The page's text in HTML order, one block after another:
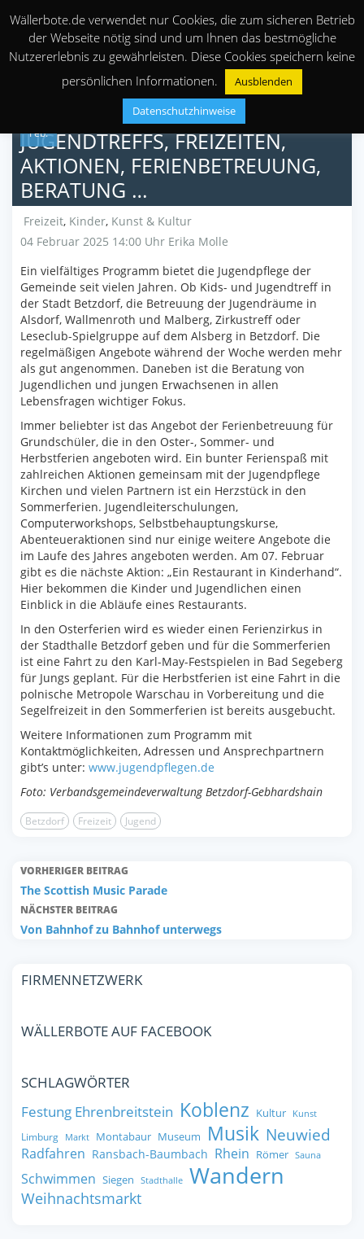
Feb.
JUGENDTREFFS, FREIZEITEN,
AKTIONEN, FERIENBETREUUNG,
BERATUNG …
Freizeit, Kinder, Kunst & Kultur
04 Februar 2025 14:00 Uhr Erika Molle
Ein vielfältiges Programm bietet die Jugendpflege der
Gemeinde seit vielen Jahren. Ob Kids- und Jugendtreff in
der Stadt Betzdorf, die Betreuung der Jugendräume in
Alsdorf, Wallmenroth und Malberg, Zirkustreff oder
Leseclub-Spielgruppe auf dem Alsberg in Betzdorf. Die
regelmäßigen Angebote während der Woche werden mehr
als gut angenommen. Daneben ist die Beratung von
Jugendlichen und jungen Erwachsenen in allen
Lebensfragen wichtiger Fokus.
Immer beliebter ist das Angebot der Ferienbetreuung für
Grundschüler, die in den Oster-, Sommer- und
Herbstferien angeboten wird. Ein bunter Ferienspaß mit
zahlreichen Aktionen gemeinsam mit der Jugendpflege
Kirchen und vielen Partnern ist ein Herzstück in den
Sommerferien. Jugendleiterschulungen,
Computerworkshops, Selbstbehauptungskurse,
Abenteueraktionen sind nur einige weitere Angebote die
im Laufe des Jahres angeboten werden. Am 07. Februar
gibt es die nächste Aktion: „Ein Restaurant in Kinderhand“.
Hier bekommen die Kinder und Jugendlichen einen
Einblick in die Abläufe eines Restaurants.
In den Osterferien wird es wieder einen Ferienzirkus in
der Stadthalle Betzdorf geben und für die Sommerferien
ist eine Fahrt zu den Karl-May-Festspielen in Bad Segeberg
für Jungs geplant. Für die Herbstferien ist eine Fahrt in die
polnische Metropole Warschau in Vorbereitung und die
Segelfreizeit in den Sommerferien ist bereits ausgebucht.
Weitere Informationen zum Programm mit
Kontaktmöglichkeiten, Adressen und Ansprechpartnern
gibt’s unter: www.jugendpflegen.de
Foto: Verbandsgemeindeverwaltung Betzdorf-Gebhardshain
Betzdorf Freizeit Jugend
VORHERIGER BEITRAG
The Scottish Music Parade
NÄCHSTER BEITRAG
Von Bahnhof zu Bahnhof unterwegs
FIRMENNETZWERK
WÄLLERBOTE AUF FACEBOOK
SCHLAGWÖRTER
Festung Ehrenbreitstein Koblenz Kultur Kunst
Limburg Markt Montabaur Museum Musik Neuwied
Radfahren Ransbach-Baumbach Rhein Römer Sauna
Schwimmen Siegen Stadthalle Wandern
Weihnachtsmarkt
Wällerbote.de verwendet nur Cookies, die zum sicheren Betrieb
der Webseite nötig sind und um Ihnen das bestmögliche
Nutzererlebnis zu gewährleisten. Diese Cookies speichern keine
persönlichen Informationen.
Ausblenden
Datenschutzhinweise